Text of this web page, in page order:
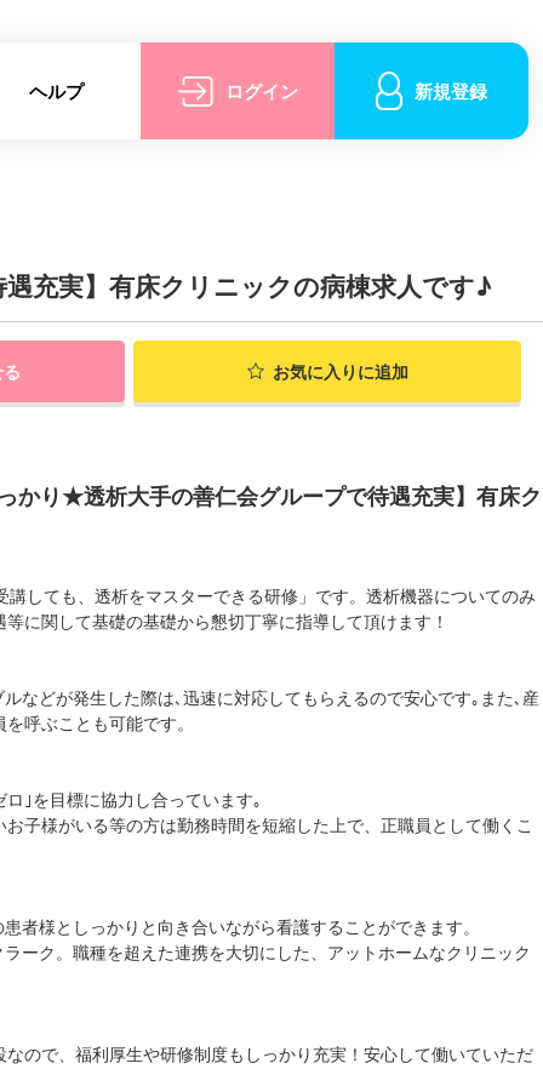
ヘルプ ログイン 新規登録
充実】有床クリニックの病棟求人です♪
お気に入りに追加
かり★透析大手の善仁会グループで待遇充実】有床ク
しても、透析をマスターできる研修」です。透析機器についてのみ
に関して基礎の基礎から懇切丁寧に指導して頂けます！
などが発生した際は､迅速に対応してもらえるので安心です｡また､産
呼ぶことも可能です。
｣を目標に協力し合っています｡
子様がいる等の方は勤務時間を短縮した上で、正職員として働くこ
様としっかりと向き合いながら看護することができます。
ーク。職種を超えた連携を大切にした、アットホームなクリニック
ので、福利厚生や研修制度もしっかり充実！安心して働いていただ